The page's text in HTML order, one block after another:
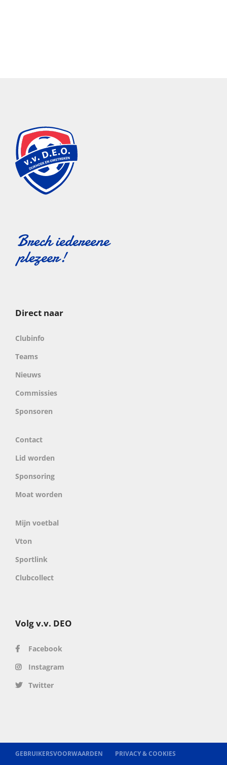
Direct naar
Clubinfo
Teams
Nieuws
Commissies
Sponsoren
Contact
Lid worden
Sponsoring
Moat worden
Mijn voetbal
Vton
Sportlink
Clubcollect
Volg v.v. DEO
Facebook
Instagram
Twitter
GEBRUIKERSVOORWAARDEN
PRIVACY & COOKIES